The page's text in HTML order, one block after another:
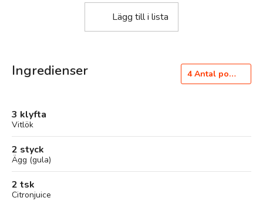
Lägg till i lista
Ingredienser 4 Antal portioner
3 klyfta
Vitlök
2 styck
Ägg (gula)
2 tsk
Citronjuice